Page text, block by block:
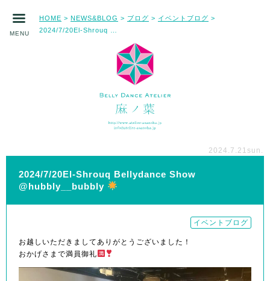
MENU
HOME > NEWS&BLOG > ブログ > イベントブログ >
2024.7.21 sun.
2024/7/20El-Shrouq Bellydance Show
@hubbly__bubbly
イベントブログ
お越しいただきましてありがとうございました！
おかげさまで満員御礼